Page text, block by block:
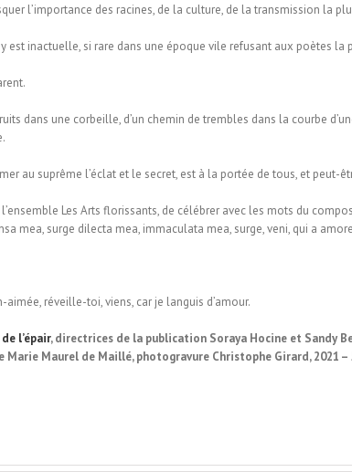
l’importance des racines, de la culture, de la transmission la
est inactuelle, si rare dans une époque vile refusant aux poètes
dans une corbeille, d’un chemin de trembles dans la courbe
au suprême l’éclat et le secret, est à la portée de tous, et
Les Arts florissants, de célébrer avec les mots du
mea, surge dilecta mea, immaculata mea, surge, veni, qui a
réveille-toi, viens, car je languis d’amour.
l’épair, directrices de la publication Soraya Hocine et Sandy
Maurel de Maillé, photogravure Christophe Girard, 2021 –